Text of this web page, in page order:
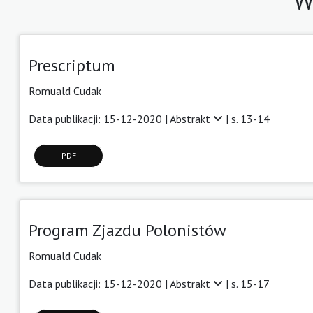
Prescriptum
Romuald Cudak
Data publikacji: 15-12-2020 | Abstrakt | s. 13-14
PDF
Program Zjazdu Polonistów
Romuald Cudak
Data publikacji: 15-12-2020 | Abstrakt | s. 15-17